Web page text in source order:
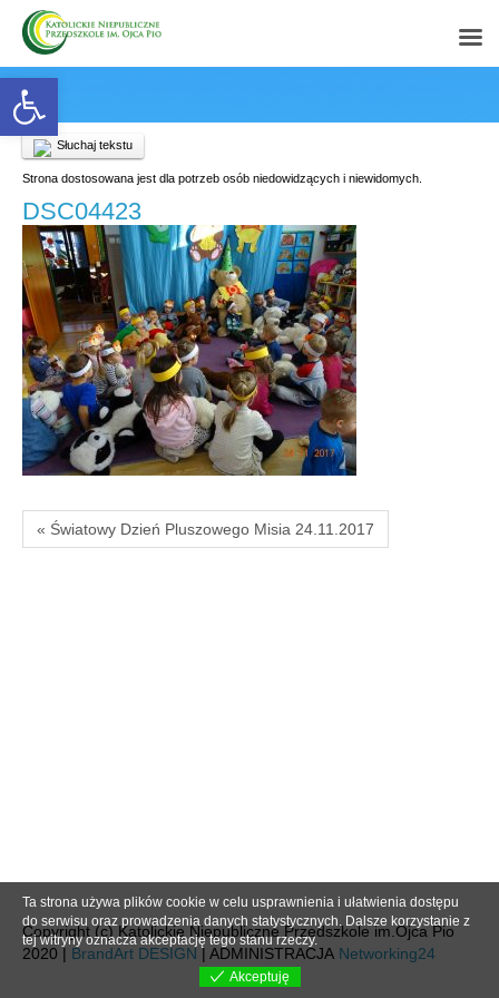
Open toolbar
Słuchaj tekstu
Strona dostosowana jest dla potrzeb osób niedowidzących i niewidomych.
DSC04423
« Światowy Dzień Pluszowego Misia 24.11.2017
Copyright (c) Katolickie Niepubliczne Przedszkole im.Ojca Pio
2020 | BrandArt DESIGN | ADMINISTRACJA Networking24
Ta strona używa plików cookie w celu usprawnienia i ułatwienia dostępu
do serwisu oraz prowadzenia danych statystycznych. Dalsze korzystanie z
tej witryny oznacza akceptację tego stanu rzeczy.
Akceptuję